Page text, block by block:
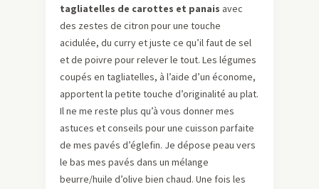
tagliatelles de carottes et panais avec
des zestes de citron pour une touche
acidulée, du curry et juste ce qu’il faut de sel
et de poivre pour relever le tout. Les légumes
coupés en tagliatelles, à l’aide d’un économe,
apportent la petite touche d’originalité au plat.
Il ne me reste plus qu’à vous donner mes
astuces et conseils pour une cuisson parfaite
de mes pavés d’églefin. Je dépose peau vers
le bas mes pavés dans un mélange
beurre/huile d’olive bien chaud. Une fois les